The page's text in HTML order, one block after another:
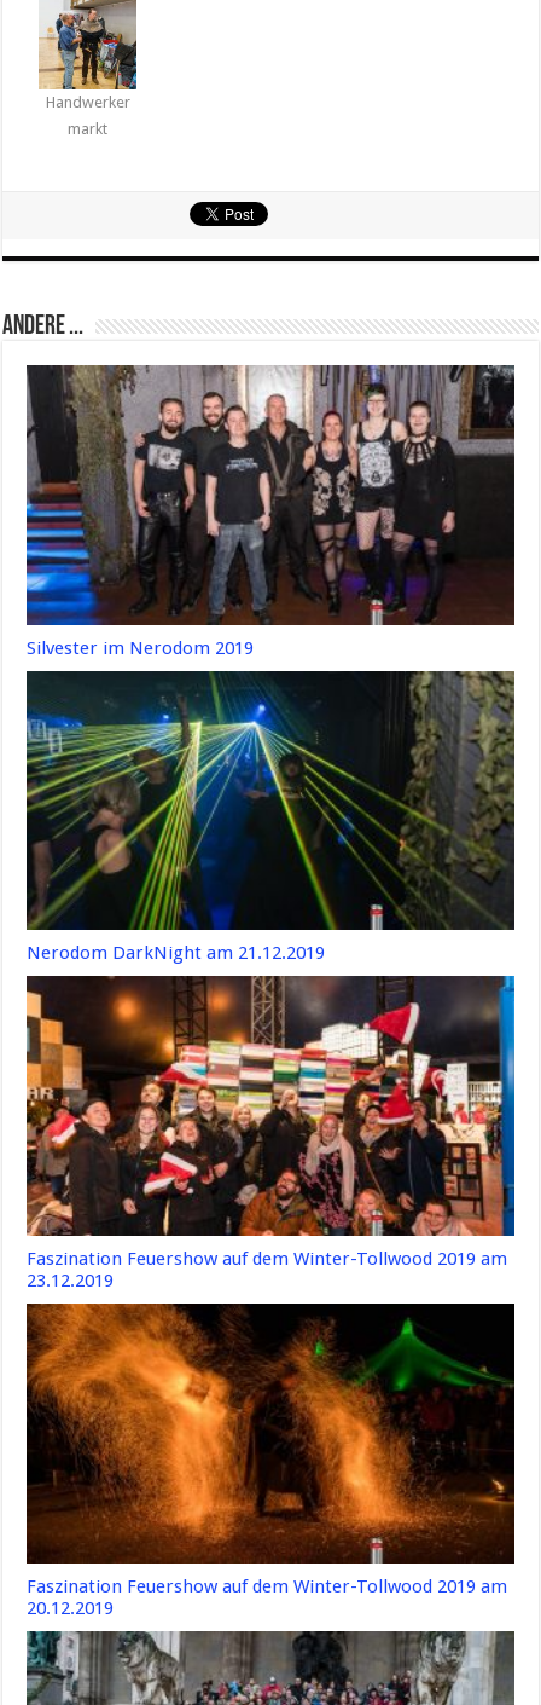
Handwerker
markt
Andere ...
Silvester im Nerodom 2019
Nerodom DarkNight am 21.12.2019
Faszination Feuershow auf dem Winter-Tollwood 2019 am
23.12.2019
Faszination Feuershow auf dem Winter-Tollwood 2019 am
20.12.2019